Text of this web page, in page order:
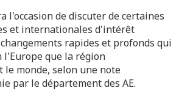
l'occasion de discuter de certaines
et internationales d'intérêt
rapides et profonds qui
que la région
monde, selon une note
par le département des AE.